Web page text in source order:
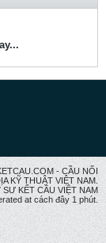
- CẦU NỐI
KỸ THUẬT VIỆT NAM.
KẾT CÂU VIỆT NAM
at cách đây 1 phút.